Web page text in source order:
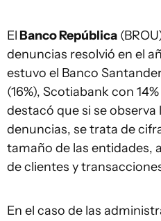
El Banco República
denuncias resolvió en el
estuvo el Banco
(16%), Scotiabank con
destacó que si se observa
denuncias, se trata de
tamaño de las entidades,
de clientes y
En el caso de las